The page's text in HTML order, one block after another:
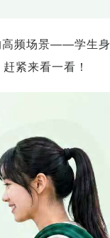
高频场景——学生身
紧来看一看！